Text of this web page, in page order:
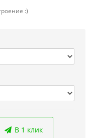
Сега МД 1 HD
2 445.00
:)
В 1 клик